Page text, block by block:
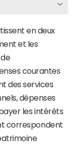
en deux
et les
courantes
des services
dépenses
les intérêts
correspondent